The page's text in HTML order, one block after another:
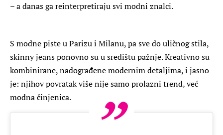
– a danas ga reinterpretiraju svi modni znalci.
S modne piste u Parizu i Milanu, pa sve do uličnog stila,
skinny jeans ponovno su u središtu pažnje. Kreativno su
kombinirane, nadograđene modernim detaljima, i jasno
je: njihov povratak više nije samo prolazni trend, već
modna činjenica.